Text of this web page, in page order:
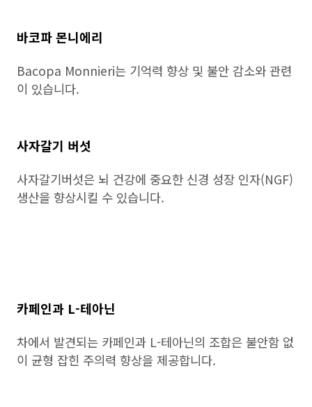
바코파 몬니에리
Bacopa Monnieri는 기억력 향상 및 불안 감소와 관련
이 있습니다.
사자갈기 버섯
사자갈기버섯은 뇌 건강에 중요한 신경 성장 인자(NGF)
생산을 향상시킬 수 있습니다.
카페인과 L-테아닌
차에서 발견되는 카페인과 L-테아닌의 조합은 불안함 없
이 균형 잡힌 주의력 향상을 제공합니다.